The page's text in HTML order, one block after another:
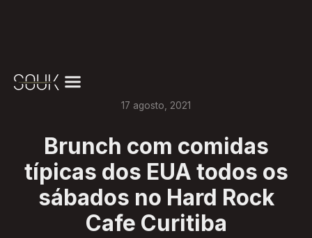
17 agosto 2021
Brunch com comidas
típicas dos EUA todos os
sábados no Hard Rock
Cafe Curitiba